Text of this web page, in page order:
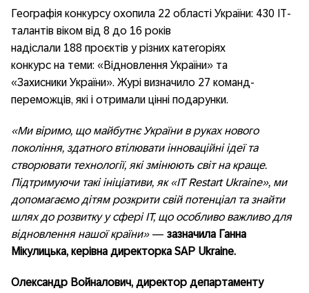
Географія конкурсу охопила 22 області України: 430 ІТ-
талантів віком від 8 до 16 років
надіслали 188 проєктів у різних категоріях
конкурс на теми: «Відновлення України» та
«Захисники України». Журі визначило 27 команд-
переможців, які і отримали цінні подарунки.
«Ми віримо, що майбутнє України в руках нового
покоління, здатного втілювати інноваційні ідеї та
створювати технології, які змінюють світ на краще.
Підтримуючи такі ініціативи, як «IT Restart Ukraine», ми
допомагаємо дітям розкрити свій потенціал та знайти
шлях до розвитку у сфері ІТ, що особливо важливо для
відновлення нашої країни»— зазначила Ганна
Мікулицька, керівна директорка SAP Ukraine.
Олександр Войналович, директор департаменту